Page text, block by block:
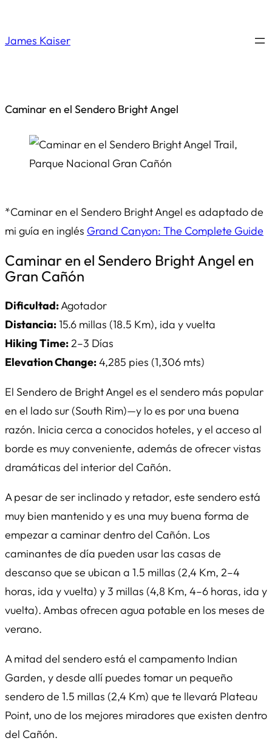
James Kaiser
Caminar en el Sendero Bright Angel
*Caminar en el Sendero Bright Angel es adaptado de
mi guía en inglés Grand Canyon: The Complete Guide
Caminar en el Sendero Bright Angel en
Gran Cañón
Dificultad:Agotador
Distancia:15.6 millas (18.5 Km), ida y vuelta
Hiking Time:2–3 Días
Elevation Change:4,285 pies (1,306 mts)
El Sendero de Bright Angel es el sendero más popular
en el lado sur (South Rim)—y lo es por una buena
razón. Inicia cerca a conocidos hoteles, y el acceso al
borde es muy conveniente, además de ofrecer vistas
dramáticas del interior del Cañón.
A pesar de ser inclinado y retador, este sendero está
muy bien mantenido y es una muy buena forma de
empezar a caminar dentro del Cañón. Los
caminantes de día pueden usar las casas de
descanso que se ubican a 1.5 millas (2,4 Km, 2–4
horas, ida y vuelta) y 3 millas (4,8 Km, 4–6 horas, ida y
vuelta). Ambas ofrecen agua potable en los meses de
verano.
A mitad del sendero está el campamento Indian
Garden, y desde allí puedes tomar un pequeño
sendero de 1.5 millas (2,4 Km) que te llevará Plateau
Point, uno de los mejores miradores que existen dentro
del Cañón.